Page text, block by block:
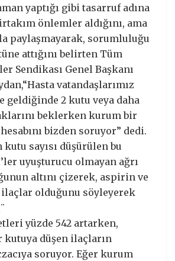
yaptığı gibi tasarruf adına
önlemler aldığını, ama
paylaşmayarak, sorumluluğu
attığını belirten Tüm
Sendikası Genel Başkanı
vatandaşlarımız
geldiğinde 2 kutu veya daha
beklerken kurum bir
bizden soruyor” dedi.
kutu sayısı düşürülen bu
uyuşturucu olmayan ağrı
altını çizerek, aspirin ve
olduğunu söyleyerek
yüzde 542 artarken,
kutuya düşen ilaçların
soruyor. Eğer kurum